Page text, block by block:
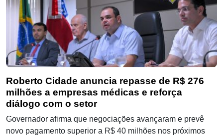
Roberto Cidade anuncia repasse de R$ 276
milhões a empresas médicas e reforça
diálogo com o setor
Governador afirma que negociações avançaram e prevê
novo pagamento superior a R$ 40 milhões nos próximos